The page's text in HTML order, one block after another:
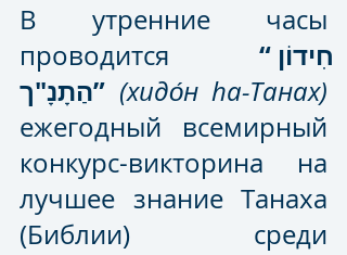
В утренние часы
проводится “חִידוֹן
הַתָנָ"ך” (хидо́н ha-Танах)
ежегодный всемирный
конкурс-викторина на
лучшее знание Танаха
(Библии) среди